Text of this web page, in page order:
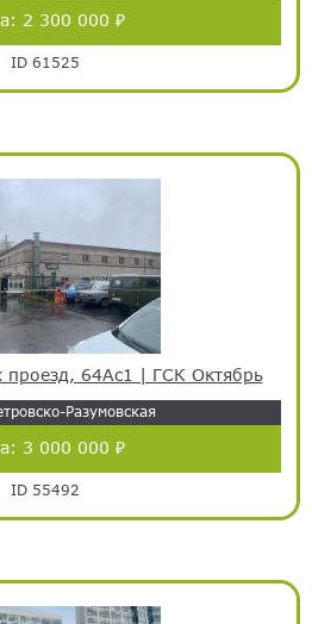
2 300 000 ₽
ID 61525
проезд, 64Ас1 | ГСК Октябрь
Разумовская
3 000 000 ₽
ID 55492